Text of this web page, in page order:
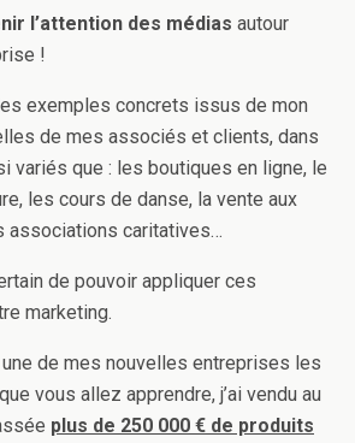
l’attention des médias autour
!
exemples concrets issus de mon
de mes associés et clients, dans
variés que : les boutiques en ligne, le
les cours de danse, la vente aux
associations caritatives…
de pouvoir appliquer ces
marketing.
une de mes nouvelles entreprises les
vous allez apprendre, j’ai vendu au
plus de 250 000 € de produits